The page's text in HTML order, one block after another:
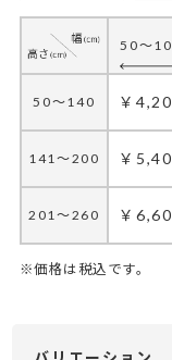
50～
50～140 ￥
141～200 ￥
201～260 ￥
※価格は税込です。